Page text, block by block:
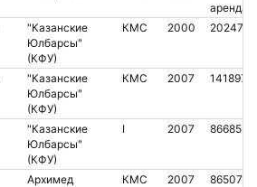
аренда
"Казанские
Юлбарсы"
(КФУ)
КМС 2000 2024742
"Казанские
Юлбарсы"
(КФУ)
КМС 2007 1418978
"Казанские
Юлбарсы"
(КФУ)
I 2007 8668551
Архимед КМС 2007 8650765